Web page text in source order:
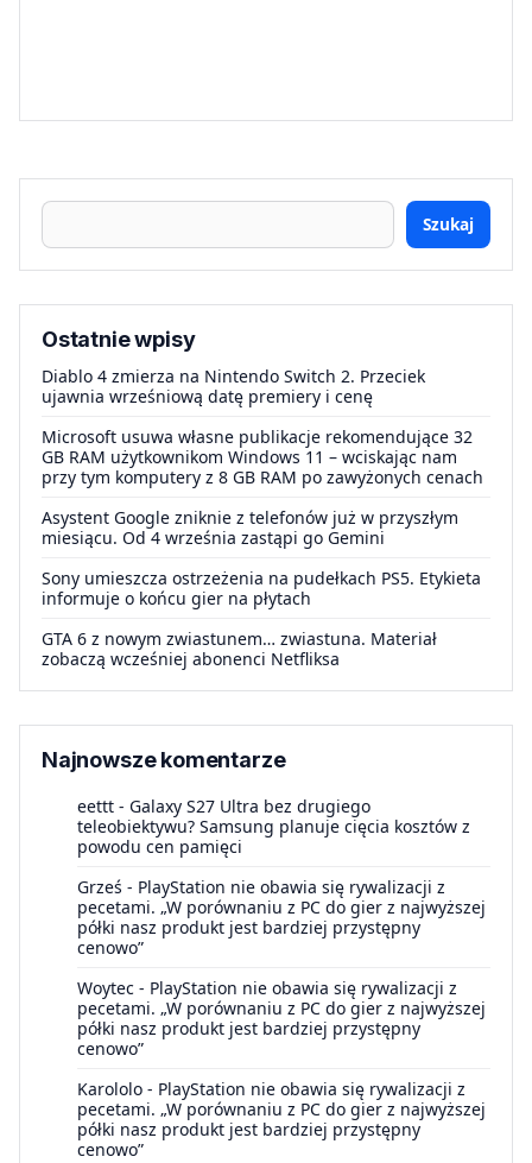
Szukaj
Ostatnie wpisy
Diablo 4 zmierza na Nintendo Switch 2. Przeciek
ujawnia wrześniową datę premiery i cenę
Microsoft usuwa własne publikacje rekomendujące 32
GB RAM użytkownikom Windows 11 – wciskając nam
przy tym komputery z 8 GB RAM po zawyżonych cenach
Asystent Google zniknie z telefonów już w przyszłym
miesiącu. Od 4 września zastąpi go Gemini
Sony umieszcza ostrzeżenia na pudełkach PS5. Etykieta
informuje o końcu gier na płytach
GTA 6 z nowym zwiastunem… zwiastuna. Materiał
zobaczą wcześniej abonenci Netfliksa
Najnowsze komentarze
eettt - Galaxy S27 Ultra bez drugiego
teleobiektywu? Samsung planuje cięcia kosztów z
powodu cen pamięci
Grześ - PlayStation nie obawia się rywalizacji z
pecetami. „W porównaniu z PC do gier z najwyższej
półki nasz produkt jest bardziej przystępny
cenowo”
Woytec - PlayStation nie obawia się rywalizacji z
pecetami. „W porównaniu z PC do gier z najwyższej
półki nasz produkt jest bardziej przystępny
cenowo”
Karololo - PlayStation nie obawia się rywalizacji z
pecetami. „W porównaniu z PC do gier z najwyższej
półki nasz produkt jest bardziej przystępny
cenowo”